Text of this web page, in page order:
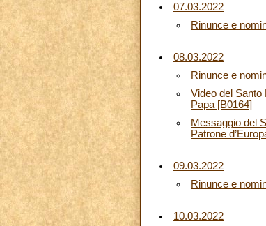
07.03.2022
Rinunce e
08.03.2022
Rinunce e
Video del Santo
Papa [B0164]
Messaggio del
Patrone
09.03.2022
Rinunce e
10.03.2022